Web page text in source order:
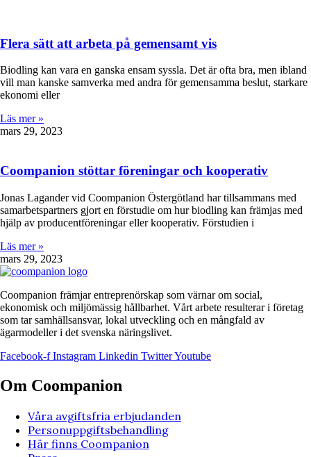
Flera sätt att arbeta på gemensamt vis
Biodling kan vara en ganska ensam syssla. Det är ofta bra, men ibland
vill man kanske samverka med andra för gemensamma beslut, starkare
ekonomi eller
Läs mer »
mars 29, 2023
Coompanion stöttar föreningar och kooperativ
Jonas Lagander vid Coompanion Östergötland har tillsammans med
samarbetspartners gjort en förstudie om hur biodling kan främjas med
hjälp av producentföreningar eller kooperativ. Förstudien i
Läs mer »
mars 29, 2023
Coompanion främjar entreprenörskap som värnar om social,
ekonomisk och miljömässig hållbarhet. Vårt arbete resulterar i företag
som tar samhällsansvar, lokal utveckling och en mångfald av
ägarmodeller i det svenska näringslivet.
Facebook-f Instagram Linkedin TwitterYoutube
Om Coompanion
Våra avgiftsfria erbjudanden
Personuppgiftsbehandling
Här finns Coompanion